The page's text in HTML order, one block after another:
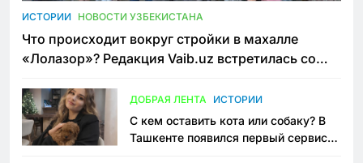
ИСТОРИИ НОВОСТИ УЗБЕКИСТАНА
Что происходит вокруг стройки в махалле
«Лолазор»? Редакция Vaib.uz встретилась со
ДОБРАЯ ЛЕНТА ИСТОРИИ
С кем оставить кота или собаку? В
Ташкенте появился первый сервис